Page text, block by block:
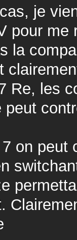
je
pour me
la
Re, les
peut
on peut